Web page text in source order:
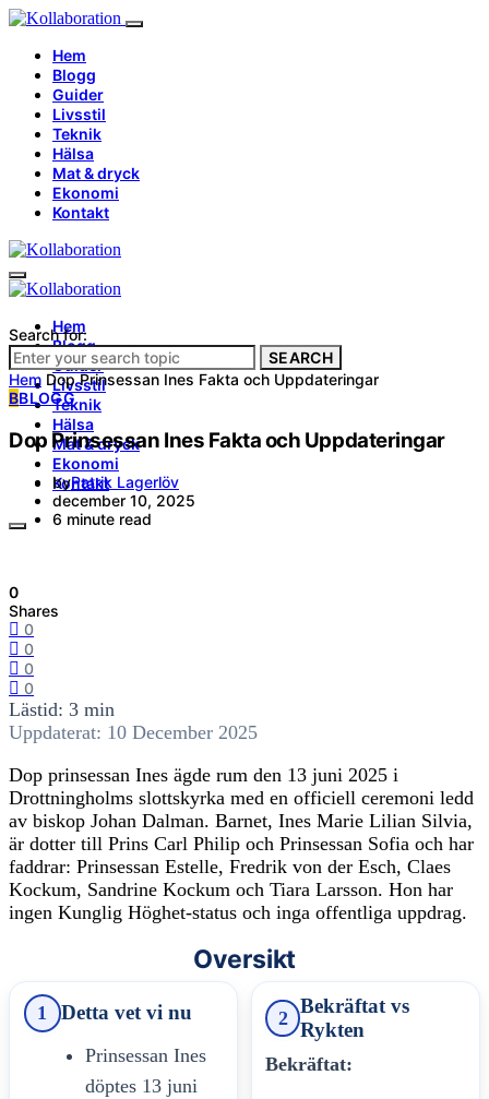
Hem
Blogg
Guider
Livsstil
Teknik
Hälsa
Mat & dryck
Ekonomi
Kontakt
Hem
Blogg
Guider
Livsstil
Teknik
Hälsa
Mat & dryck
Ekonomi
Kontakt
Search for:
SEARCH
Hem Dop Prinsessan Ines Fakta och Uppdateringar
BBLOGG
Dop Prinsessan Ines Fakta och Uppdateringar
byPatrik Lagerlöv
december 10, 2025
6 minute read
0
Shares
0
0
0
0
Lästid: 3 min
Uppdaterat: 10 December 2025
Dop prinsessan Ines ägde rum den 13 juni 2025 i
Drottningholms slottskyrka med en officiell ceremoni ledd
av biskop Johan Dalman. Barnet, Ines Marie Lilian Silvia,
är dotter till Prins Carl Philip och Prinsessan Sofia och har
faddrar: Prinsessan Estelle, Fredrik von der Esch, Claes
Kockum, Sandrine Kockum och Tiara Larsson. Hon har
ingen Kunglig Höghet-status och inga offentliga uppdrag.
Oversikt
1 Detta vet vi nu
Prinsessan Ines
döptes 13 juni
2
Bekräftat vs
Rykten
Bekräftat: